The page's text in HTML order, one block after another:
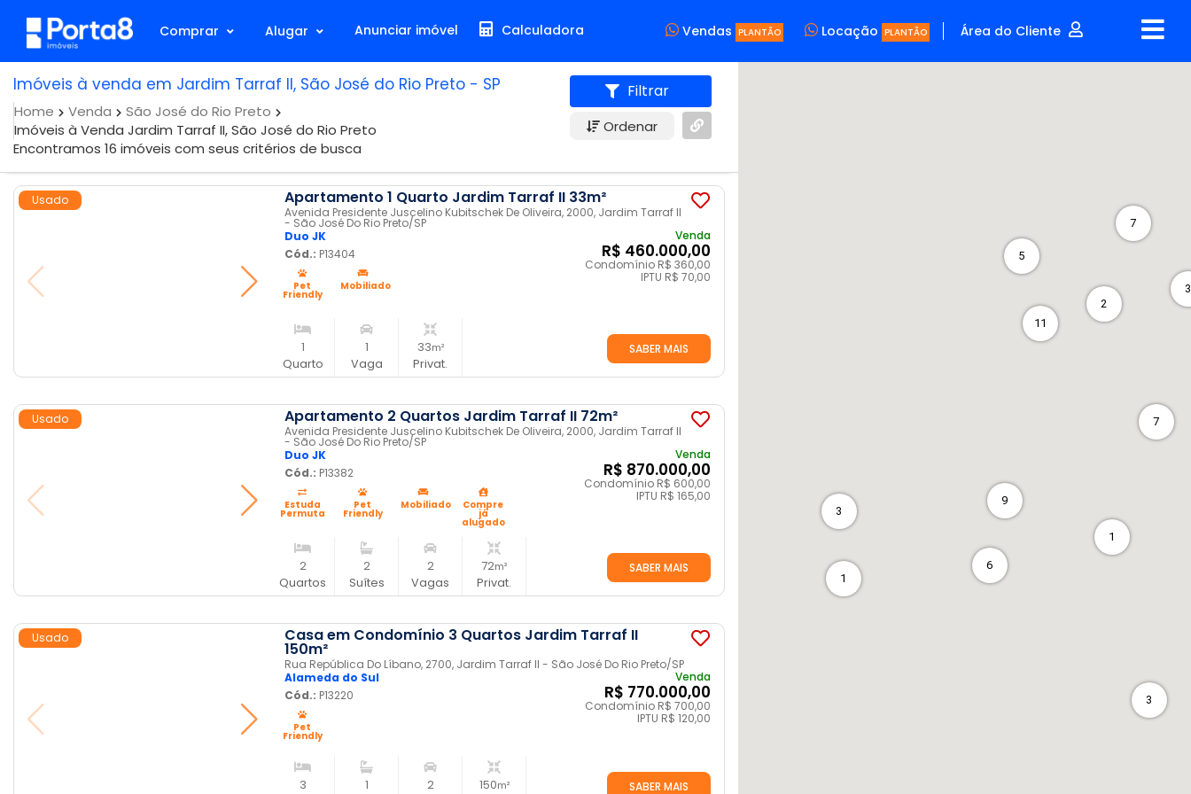
Comprar Alugar Anunciar imóvel Calculadora Vendas PLANTÃO Locação PLANTÃO Área do Cliente
Imóveis à venda em Jardim Tarraf II, São José do Rio Preto - SP
Home Venda
São José do Rio Preto
Imóveis à Venda Jardim Tarraf II, São José do Rio Preto
Encontramos 16 imóveis com seus critérios de busca
Filtrar
Ordenar
Usado Apartamento 1 Quarto Jardim Tarraf II 33m²
Avenida Presidente Juscelino Kubitschek De Oliveira, 2000, Jardim Tarraf II
- São José Do Rio Preto/SP
Duo JK
Cód.: P13404
Venda
R$ 460.000,00
Condomínio R$ 360,00
IPTU R$ 70,00
1
Quarto
1
Vaga
33m²
Privat.
Pet
Friendly
Mobiliado
SABER MAIS
Usado Apartamento 2 Quartos Jardim Tarraf II 72m²
Avenida Presidente Juscelino Kubitschek De Oliveira, 2000, Jardim Tarraf II
- São José Do Rio Preto/SP
Duo JK
Cód.: P13382
Venda
R$ 870.000,00
Condomínio R$ 600,00
IPTU R$ 165,00
2
Quartos
2
Suítes
2
Vagas
72m²
Privat.
Estuda
Permuta
Pet
Friendly
Mobiliado Compre
já
alugado
SABER MAIS
Usado Casa em Condomínio 3 Quartos Jardim Tarraf II
150m²
Rua República Do Líbano, 2700, Jardim Tarraf II - São José Do Rio Preto/SP
Alameda do Sul
Cód.: P13220
Venda
R$ 770.000,00
Condomínio R$ 700,00
IPTU R$ 120,00
3 1 2 150m²
Pet
Friendly
SABER MAIS
7
6
9
11
5
7
3
1
2
3
1
3